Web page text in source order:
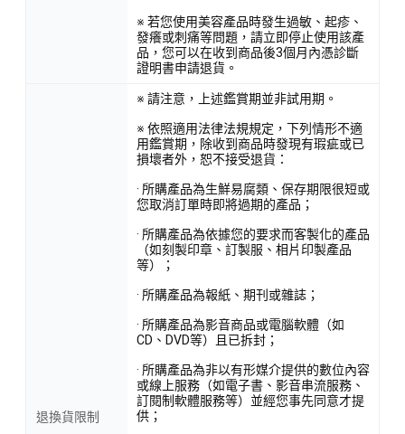
※ 若您使用美容產品時發生過敏、起疹、
發癢或刺痛等問題，請立即停止使用該產
品，您可以在收到商品後3個月內憑診斷
證明書申請退貨。
退換貨限制
※ 請注意，上述鑑賞期並非試用期。
※ 依照適用法律法規規定，下列情形不適
用鑑賞期，除收到商品時發現有瑕疵或已
損壞者外，恕不接受退貨：
· 所購產品為生鮮易腐類、保存期限很短或
您取消訂單時即將過期的產品；
· 所購產品為依據您的要求而客製化的產品
（如刻製印章、訂製服、相片印製產品
等）；
· 所購產品為報紙、期刊或雜誌；
· 所購產品為影音商品或電腦軟體（如
CD、DVD等）且已拆封；
· 所購產品為非以有形媒介提供的數位內容
或線上服務（如電子書、影音串流服務、
訂閱制軟體服務等）並經您事先同意才提
供；